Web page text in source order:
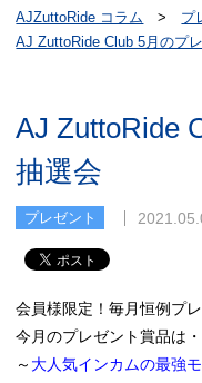
AJZuttoRide コラム
プ
AJ ZuttoRide Club 5月のプ
AJ ZuttoRide
抽選会
プレゼント
会員様限定！毎月恒例プ
今月のプレゼント賞品は・
～ 大人気インカムの最強モ